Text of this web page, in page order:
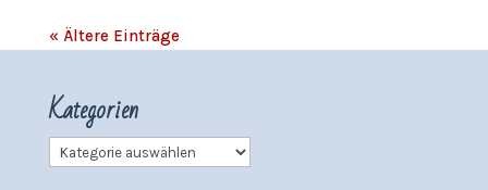
« Ältere Einträge
Kategorien
Kategorien